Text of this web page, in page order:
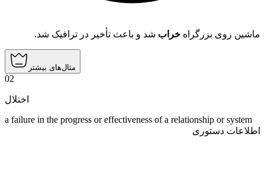
ماشین روی بزرگراه خراب شد و باعث تأخیر در ترافیک شد.
مثال‌های بیشتر
02
اختلال
a failure in the progress or effectiveness of a relationship or system
اطلاعات دستوری